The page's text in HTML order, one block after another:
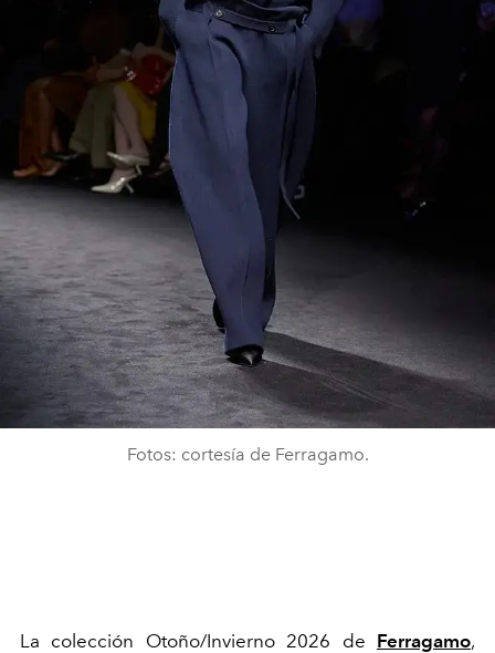
Fotos: cortesía de Ferragamo.
La colección Otoño/Invierno 2026 de Ferragamo,